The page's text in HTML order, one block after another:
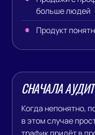
больше людей
Продукт
СНАЧАЛА АУДИТ
Когда непонятно,
в этом случае